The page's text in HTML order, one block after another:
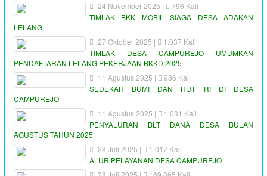
24 November 2025 |
796 Kali
TIMLAK BKK MOBIL SIAGA DESA ADAKAN
LELANG
27 Oktober 2025 |
1.037 Kali
TIMLAK DESA CAMPUREJO UMUMKAN
PENDAFTARAN LELANG PEKERJAAN BKKD 2025
11 Agustus 2025 |
986 Kali
SEDEKAH BUMI DAN HUT RI DI DESA
CAMPUREJO
11 Agustus 2025 |
1.031 Kali
PENYALURAN BLT DANA DESA BULAN
AGUSTUS TAHUN 2025
28 Juli 2025 |
1.017 Kali
ALUR PELAYANAN DESA CAMPUREJO